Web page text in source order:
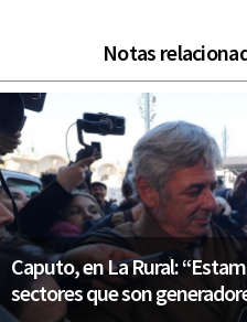
Notas
Caputo, en La Rural:
sectores que son